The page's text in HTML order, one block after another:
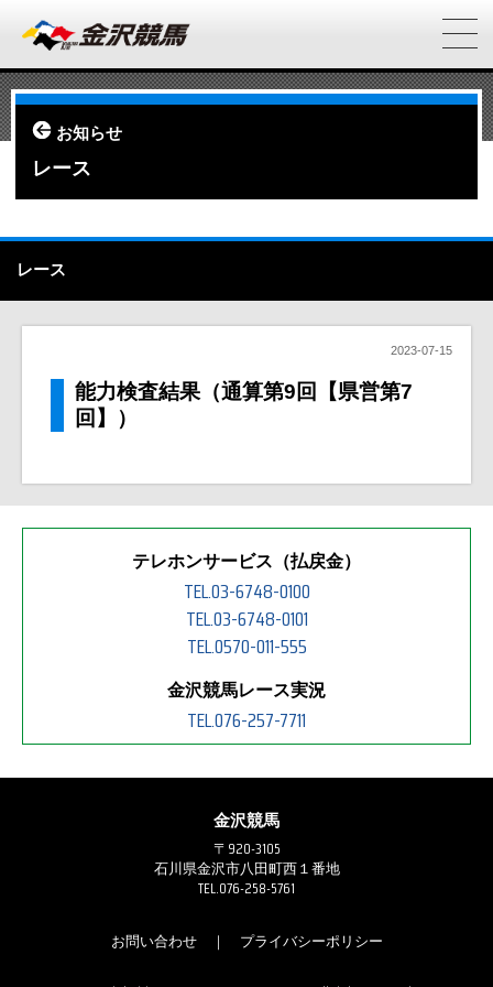
お知らせ
レース
レース
2023-07-15
能力検査結果（通算第9回【県営第7
回】）
テレホンサービス（払戻金）
TEL.03-6748-0100
TEL.03-6748-0101
TEL.0570-011-555
金沢競馬レース実況
TEL.076-257-7711
金沢競馬
〒920-3105
石川県金沢市八田町西１番地
TEL.076-258-5761
お問い合わせ｜ プライバシーポリシー